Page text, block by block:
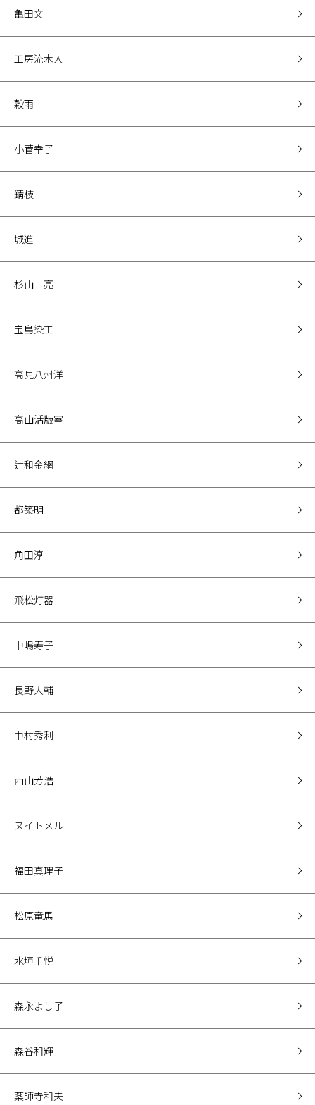
亀田文
工房流木人
穀雨
小菅幸子
錆枝
城進
杉山 亮
宝島染工
高見八州洋
高山活版室
辻和金網
都築明
角田淳
飛松灯器
中嶋寿子
長野大輔
中村秀利
西山芳浩
ヌイトメル
福田真理子
松原竜馬
水垣千悦
森永よし子
森谷和輝
薬師寺和夫